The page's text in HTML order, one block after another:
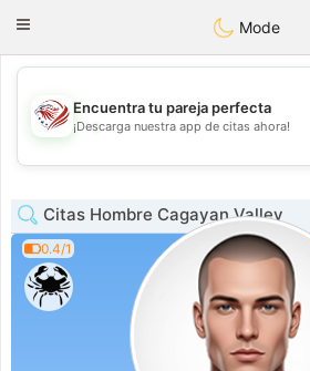
States
Toggle
Mode
💖
💕
Encuentra tu pareja perfecta
¡Descarga nuestra app de citas ahora!
Citas Hombre Cagayan Valley
0.4/1